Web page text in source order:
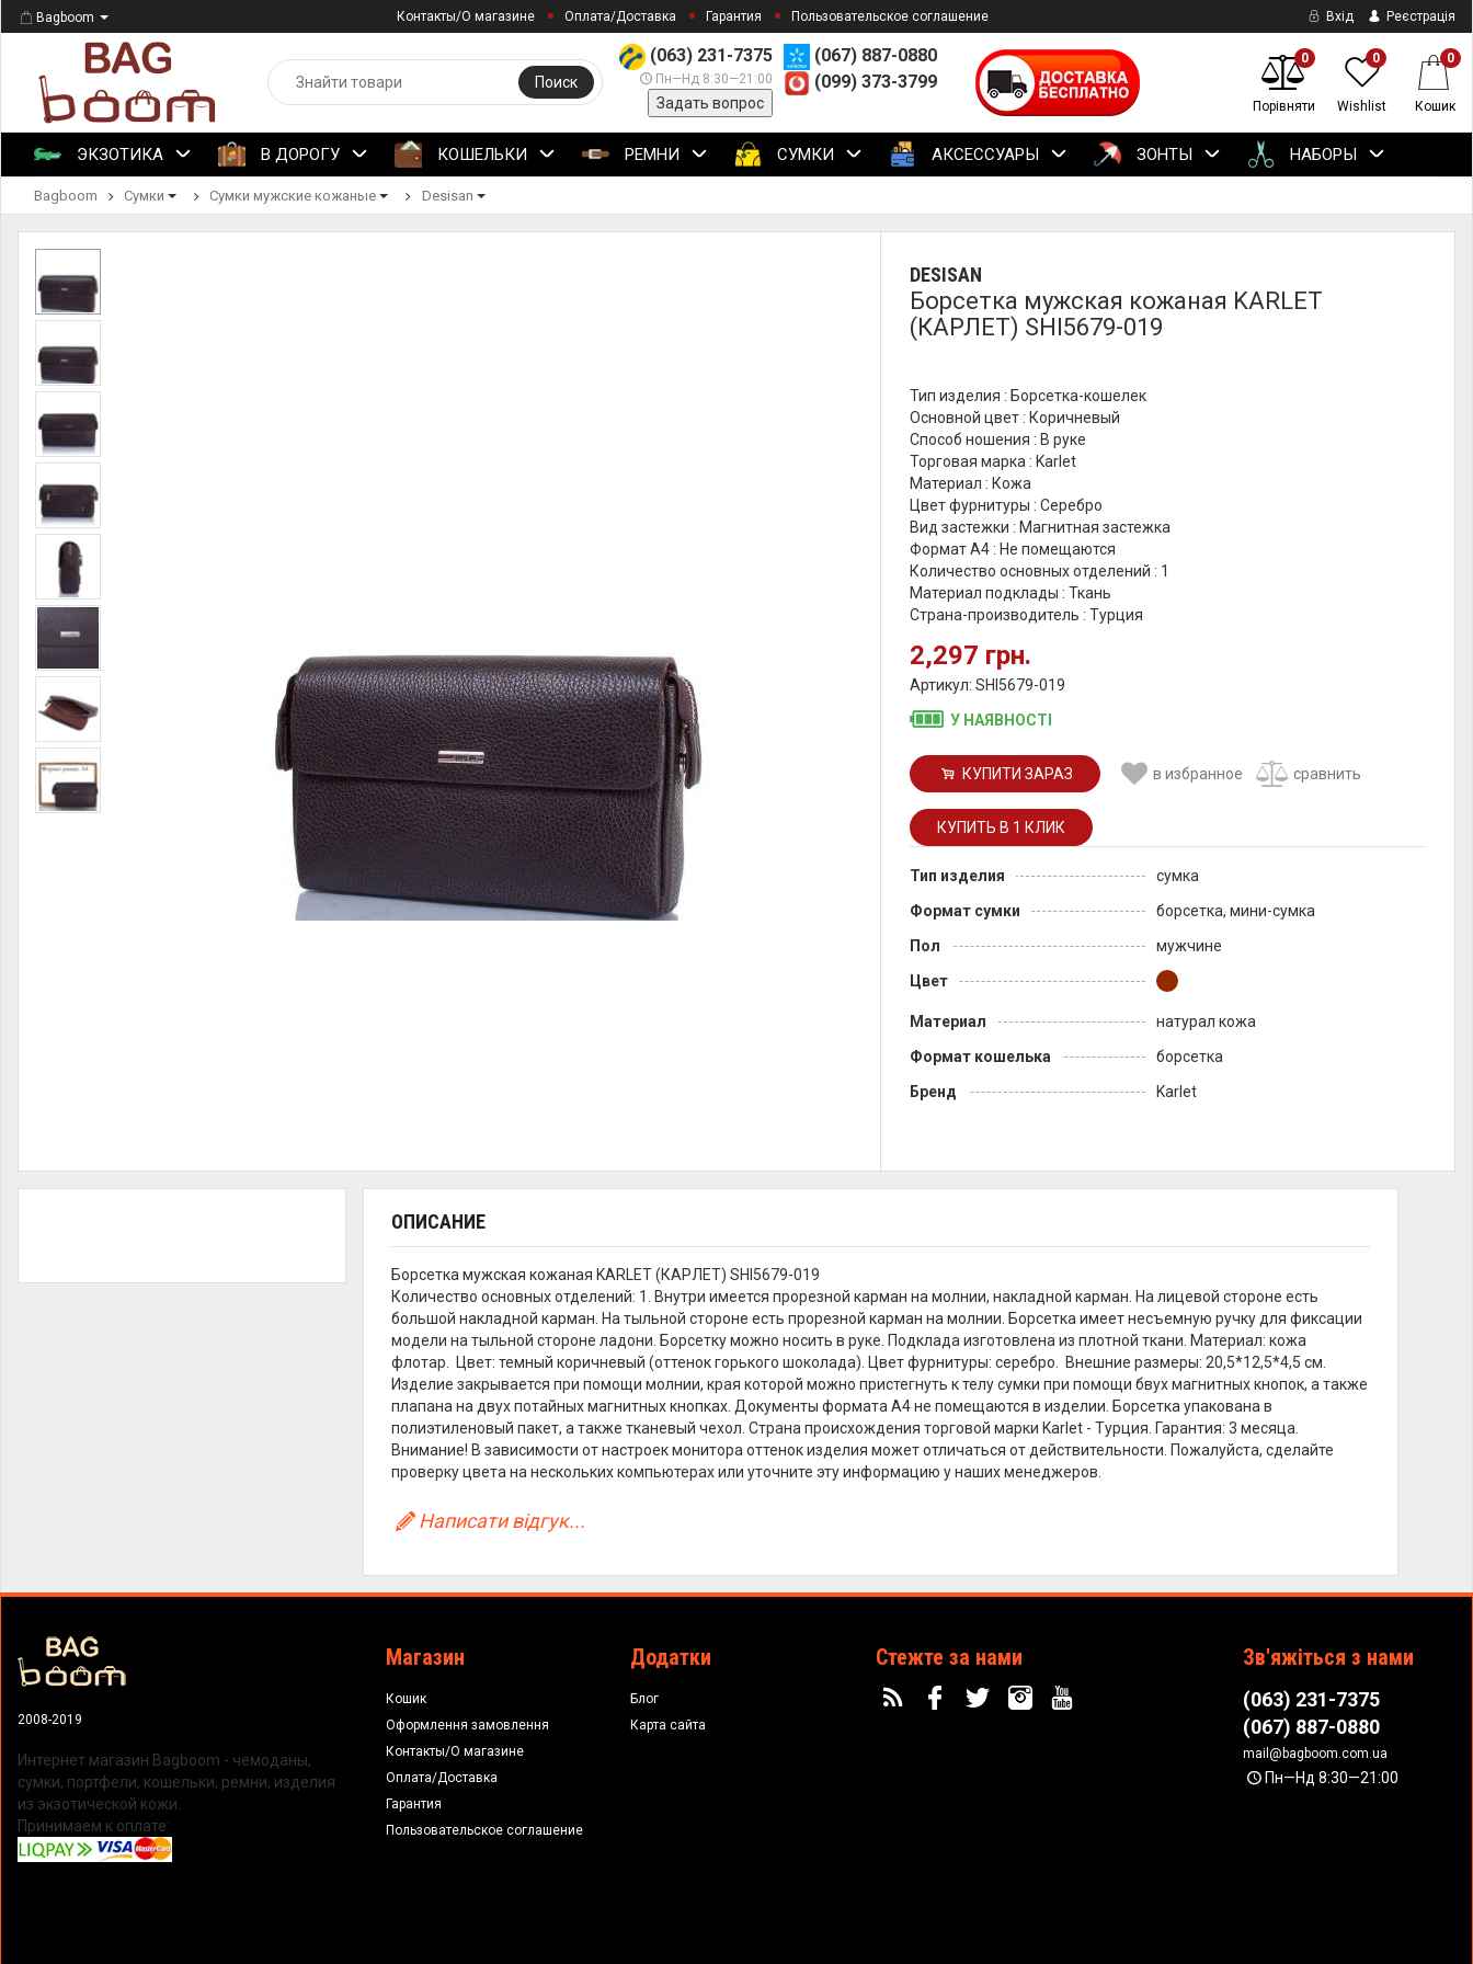
Bagboom Контакты/О магазине Оплата/Доставка Гарантия Пользовательское соглашение Вхід Реєстрація
(063) 231-7375
Пн—Нд 8:30—21:00
Задать вопрос
(067) 887-0880
(099) 373-3799
Поиск
0
Порівняти
0
Wishlist
0
Кошик
ЭКЗОТИКА В ДОРОГУ КОШЕЛЬКИ РЕМНИ СУМКИ АКСЕССУАРЫ ЗОНТЫ НАБОРЫ
Bagboom Сумки Сумки мужские кожаные Desisan
DESISAN
Борсетка мужская кожаная KARLET
(КАРЛЕТ) SHI5679-019
Тип изделия : Борсетка-кошелек
Основной цвет : Коричневый
Способ ношения : В руке
Торговая марка : Karlet
Материал : Кожа
Цвет фурнитуры : Серебро
Вид застежки : Магнитная застежка
Формат А4 : Не помещаются
Количество основных отделений : 1
Материал подклады : Ткань
Страна-производитель : Турция
2,297 грн.
Артикул: SHI5679-019
У НАЯВНОСТІ
КУПИТИ ЗАРАЗ в избранное сравнить
Тип изделия
сумка
Формат сумки
борсетка, мини-сумка
Пол
мужчине
Цвет
Материал
натурал кожа
Формат кошелька
борсетка
Бренд
Karlet
ОПИСАНИЕ
Борсетка мужская кожаная KARLET (КАРЛЕТ) SHI5679-019
Количество основных отделений: 1. Внутри имеется прорезной карман на молнии, накладной карман. На лицевой стороне есть
большой накладной карман. На тыльной стороне есть прорезной карман на молнии. Борсетка имеет несъемную ручку для фиксации
модели на тыльной стороне ладони. Борсетку можно носить в руке. Подклада изготовлена из плотной ткани. Материал: кожа
флотар. Цвет: темный коричневый (оттенок горького шоколада). Цвет фурнитуры: серебро. Внешние размеры: 20,5*12,5*4,5 см.
Изделие закрывается при помощи молнии, края которой можно пристегнуть к телу сумки при помощи бвух магнитных кнопок, а также
плапана на двух потайных магнитных кнопках. Документы формата А4 не помещаются в изделии. Борсетка упакована в
полиэтиленовый пакет, а также тканевый чехол. Страна происхождения торговой марки Karlet - Турция. Гарантия: 3 месяца.
Внимание! В зависимости от настроек монитора оттенок изделия может отличаться от действительности. Пожалуйста, сделайте
проверку цвета на нескольких компьютерах или уточните эту информацию у наших менеджеров.
Написати відгук...
2008-2019
Интернет магазин Bagboom - чемоданы,
сумки, портфели, кошельки, ремни, изделия
из экзотической кожи.
Принимаем к оплате:
Магазин
Кошик
Оформлення замовлення
Контакты/О магазине
Оплата/Доставка
Гарантия
Пользовательское соглашение
Додатки
Блог
Карта сайта
Стежте за нами Зв'яжіться з нами
(063) 231-7375
(067) 887-0880
mail@bagboom.com.ua
Пн—Нд 8:30—21:00